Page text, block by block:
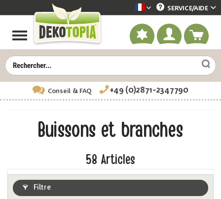
Dekotopia französisch
SERVICE/AIDE
Conseil& FAQ +49 (0)2871-2347790
Buissons et branches
58 Articles
Filtre